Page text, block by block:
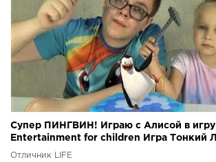
Супер ПИНГВИН! Играю с Алисой в игру
Entertainment for children Игра Тонкий
Отличник LIFE